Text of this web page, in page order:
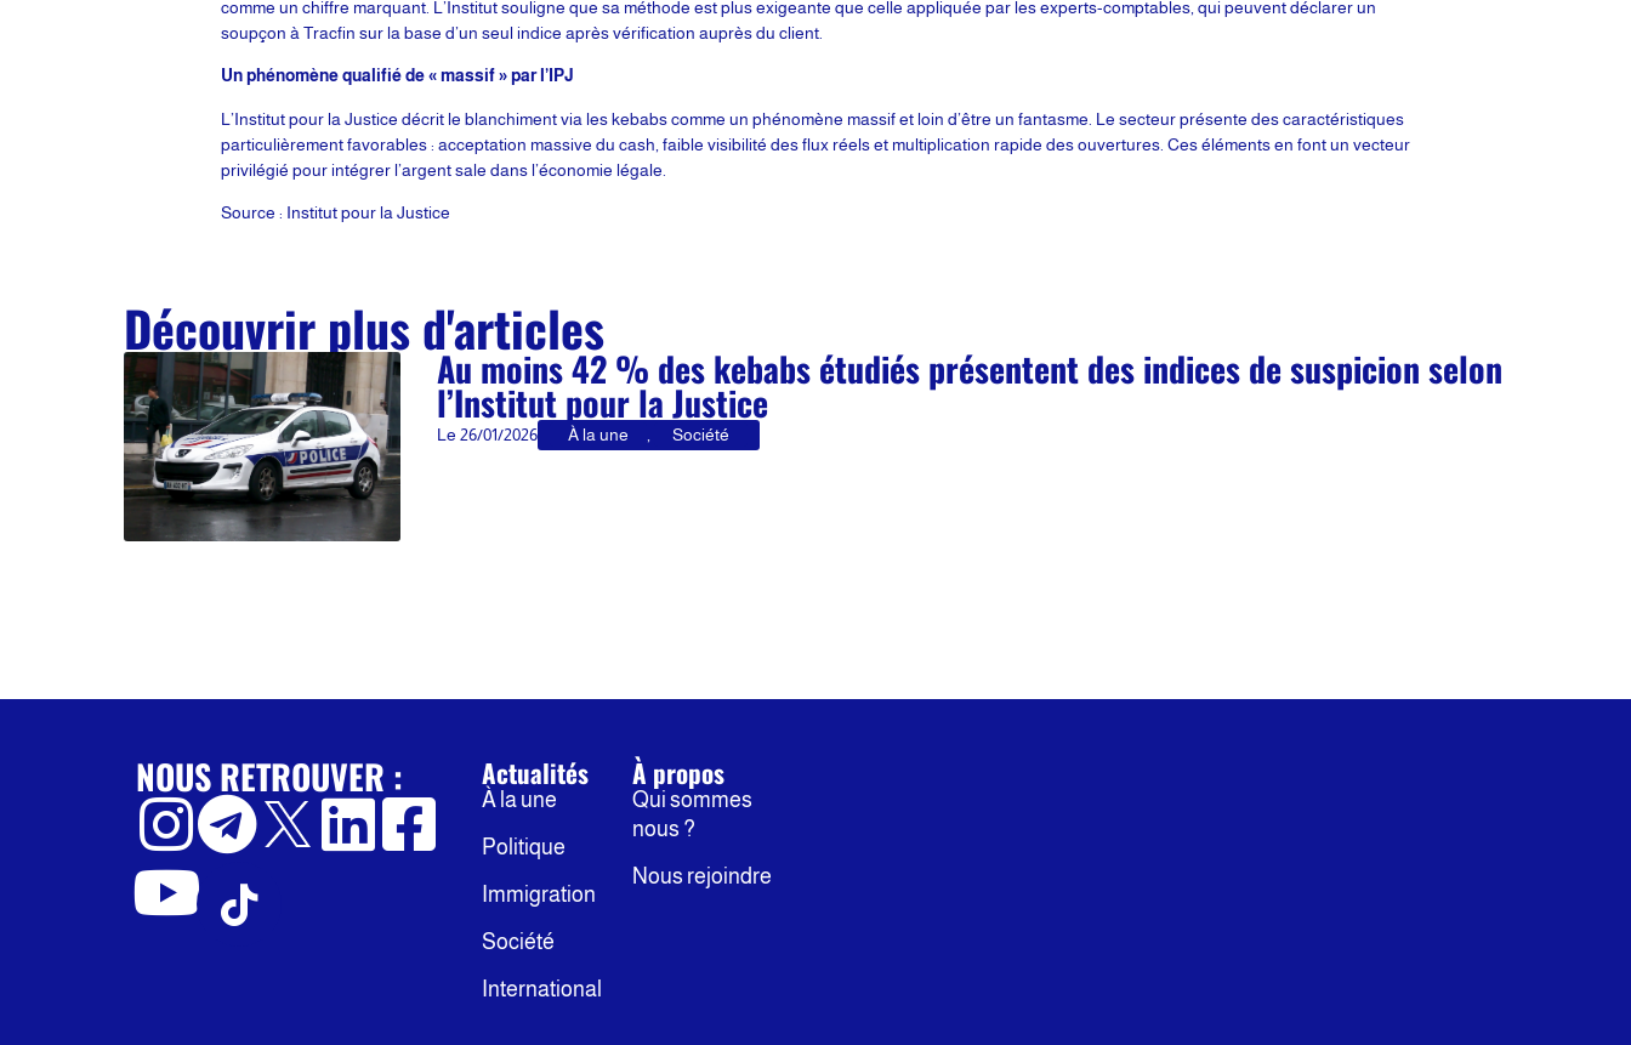
comme un chiffre marquant. L’Institut souligne que sa méthode est plus exigeante que celle appliquée par les experts-comptables, qui peuvent déclarer un
soupçon à Tracfin sur la base d’un seul indice après vérification auprès du client.
Un phénomène qualifié de « massif » par l’IPJ
L’Institut pour la Justice décrit le blanchiment via les kebabs comme un phénomène massif et loin d’être un fantasme. Le secteur présente des caractéristiques
particulièrement favorables : acceptation massive du cash, faible visibilité des flux réels et multiplication rapide des ouvertures. Ces éléments en font un vecteur
privilégié pour intégrer l’argent sale dans l’économie légale.
Source : Institut pour la Justice
Découvrir plus d'articles
Au moins 42 % des kebabs étudiés présentent des indices de suspicion selon
l’Institut pour la Justice
Le 26/01/2026 À la une , Société
NOUS RETROUVER : Actualités
À la une
Politique
Immigration
Société
International
À propos
Qui sommes
nous ?
Nous rejoindre